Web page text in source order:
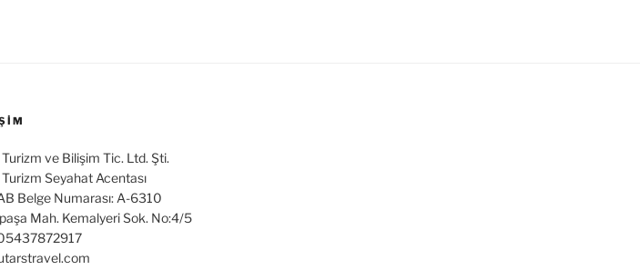
ve Bilişim Tic. Ltd. Şti.
Seyahat Acentası
Belge Numarası: A-6310
Mah. Kemalyeri Sok. No:4/5